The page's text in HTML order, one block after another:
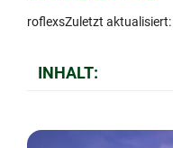
roflexsZuletzt aktualisiert:
INHALT: